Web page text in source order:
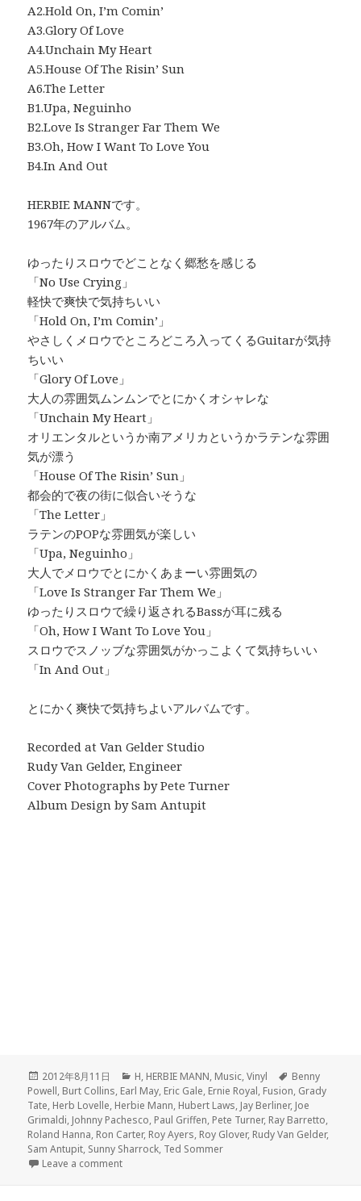
A2.Hold On, I’m Comin’
A3.Glory Of Love
A4.Unchain My Heart
A5.House Of The Risin’ Sun
A6.The Letter
B1.Upa, Neguinho
B2.Love Is Stranger Far Them We
B3.Oh, How I Want To Love You
B4.In And Out
HERBIE MANNです。
1967年のアルバム。
ゆったりスロウでどことなく郷愁を感じる
「No Use Crying」
軽快で爽快で気持ちいい
「Hold On, I’m Comin’」
やさしくメロウでところどころ入ってくるGuitarが気持
ちいい
「Glory Of Love」
大人の雰囲気ムンムンでとにかくオシャレな
「Unchain My Heart」
オリエンタルというか南アメリカというかラテンな雰囲
気が漂う
「House Of The Risin’ Sun」
都会的で夜の街に似合いそうな
「The Letter」
ラテンのPOPな雰囲気が楽しい
「Upa, Neguinho」
大人でメロウでとにかくあまーい雰囲気の
「Love Is Stranger Far Them We」
ゆったりスロウで繰り返されるBassが耳に残る
「Oh, How I Want To Love You」
スロウでスノッブな雰囲気がかっこよくて気持ちいい
「In And Out」
とにかく爽快で気持ちよいアルバムです。
Recorded at Van Gelder Studio
Rudy Van Gelder, Engineer
Cover Photographs by Pete Turner
Album Design by Sam Antupit
Posted
on
2012年8月11日 Categories
H, HERBIE MANN, Music,Vinyl Tags
Benny
Powell, Burt Collins, Earl May, Eric Gale, Ernie Royal, Fusion, Grady
Tate, Herb Lovelle, Herbie Mann, Hubert Laws, Jay Berliner, Joe
Grimaldi, Johnny Pachesco, Paul Griffen, Pete Turner, Ray Barretto,
Roland Hanna, Ron Carter, Roy Ayers, Roy Glover, Rudy Van Gelder,
Sam Antupit, Sunny Sharrock, Ted Sommer
Leave a comment